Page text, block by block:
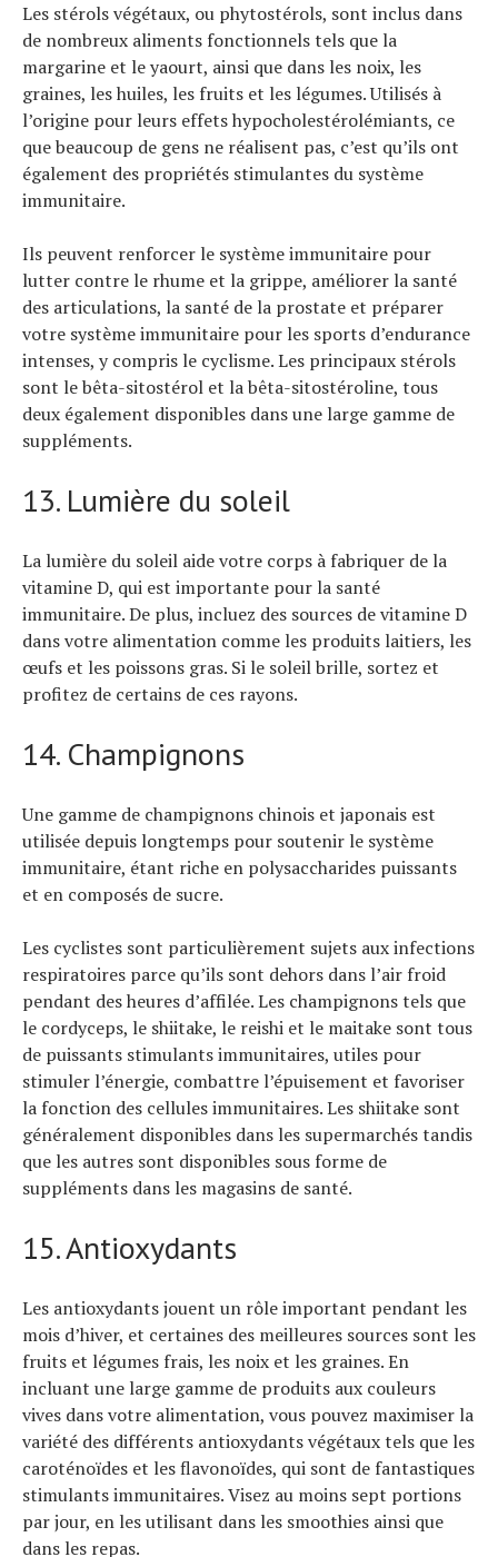
Les stérols végétaux, ou phytostérols, sont inclus dans
de nombreux aliments fonctionnels tels que la
margarine et le yaourt, ainsi que dans les noix, les
graines, les huiles, les fruits et les légumes. Utilisés à
l’origine pour leurs effets hypocholestérolémiants, ce
que beaucoup de gens ne réalisent pas, c’est qu’ils ont
également des propriétés stimulantes du système
immunitaire.
Ils peuvent renforcer le système immunitaire pour
lutter contre le rhume et la grippe, améliorer la santé
des articulations, la santé de la prostate et préparer
votre système immunitaire pour les sports d’endurance
intenses, y compris le cyclisme. Les principaux stérols
sont le bêta-sitostérol et la bêta-sitostéroline, tous
deux également disponibles dans une large gamme de
suppléments.
13. Lumière du soleil
La lumière du soleil aide votre corps à fabriquer de la
vitamine D, qui est importante pour la santé
immunitaire. De plus, incluez des sources de vitamine D
dans votre alimentation comme les produits laitiers, les
œufs et les poissons gras. Si le soleil brille, sortez et
profitez de certains de ces rayons.
14. Champignons
Une gamme de champignons chinois et japonais est
utilisée depuis longtemps pour soutenir le système
immunitaire, étant riche en polysaccharides puissants
et en composés de sucre.
Les cyclistes sont particulièrement sujets aux infections
respiratoires parce qu’ils sont dehors dans l’air froid
pendant des heures d’affilée. Les champignons tels que
le cordyceps, le shiitake, le reishi et le maitake sont tous
de puissants stimulants immunitaires, utiles pour
stimuler l’énergie, combattre l’épuisement et favoriser
la fonction des cellules immunitaires. Les shiitake sont
généralement disponibles dans les supermarchés tandis
que les autres sont disponibles sous forme de
suppléments dans les magasins de santé.
15. Antioxydants
Les antioxydants jouent un rôle important pendant les
mois d’hiver, et certaines des meilleures sources sont les
fruits et légumes frais, les noix et les graines. En
incluant une large gamme de produits aux couleurs
vives dans votre alimentation, vous pouvez maximiser la
variété des différents antioxydants végétaux tels que les
caroténoïdes et les flavonoïdes, qui sont de fantastiques
stimulants immunitaires. Visez au moins sept portions
par jour, en les utilisant dans les smoothies ainsi que
dans les repas.